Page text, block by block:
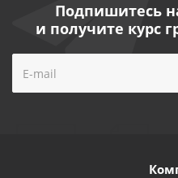
Подпишитесь
и получите курс